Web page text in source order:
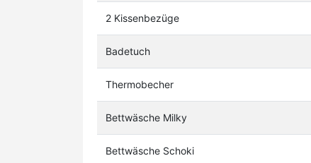
2 Kissenbezüge
Badetuch
Thermobecher
Bettwäsche Milky
Bettwäsche Schoki